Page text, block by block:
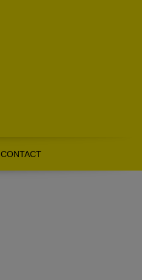
CONTACT